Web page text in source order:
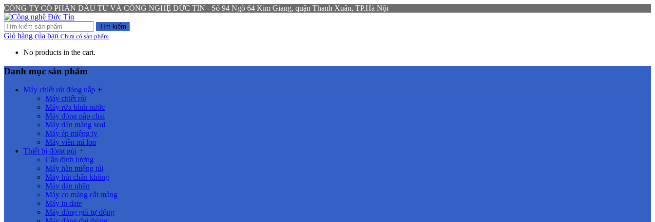
CÔNG TY CỔ PHẦN ĐẦU TƯ VÀ CÔNG NGHỆ ĐỨC TÍN - Số 94 Ngõ 64 Kim Giang, quận Thanh Xuân, TP.Hà Nội
Tìm kiếm
Giỏ hàng của bạn Chưa có sản phẩm
No products in the cart.
Danh mục sản phẩm
Máy chiết rót đóng nắp +
Máy chiết rót
Máy rửa bình nước
Máy đóng nắp chai
Máy dán màng seal
Máy ép miệng ly
Máy viền mí lon
Thiết bị đóng gói +
Cân định lượng
Máy hàn miệng túi
Máy hút chân không
Máy dán nhãn
Máy co màng cắt màng
Máy in date
Máy đóng gói tự động